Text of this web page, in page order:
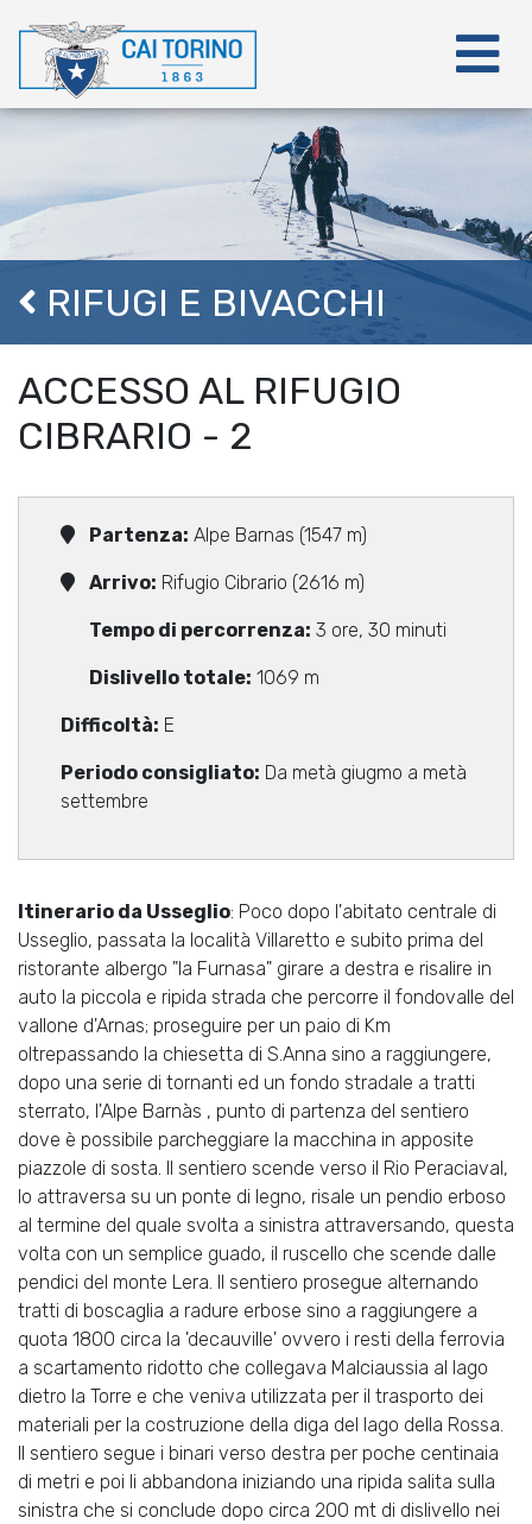
RIFUGI E BIVACCHI
ACCESSO AL RIFUGIO
CIBRARIO - 2
Partenza: Alpe Barnas (1547 m)
Arrivo: Rifugio Cibrario (2616 m)
Tempo di percorrenza: 3 ore, 30 minuti
Dislivello totale: 1069 m
Difficoltà: E
Periodo consigliato: Da metà giugmo a metà
settembre
Itinerario da Usseglio: Poco dopo l'abitato centrale di
Usseglio, passata la località Villaretto e subito prima del
ristorante albergo "la Furnasa" girare a destra e risalire in
auto la piccola e ripida strada che percorre il fondovalle del
vallone d'Arnas; proseguire per un paio di Km
oltrepassando la chiesetta di S.Anna sino a raggiungere,
dopo una serie di tornanti ed un fondo stradale a tratti
sterrato, l'Alpe Barnàs , punto di partenza del sentiero
dove è possibile parcheggiare la macchina in apposite
piazzole di sosta. Il sentiero scende verso il Rio Peraciaval,
lo attraversa su un ponte di legno, risale un pendio erboso
al termine del quale svolta a sinistra attraversando, questa
volta con un semplice guado, il ruscello che scende dalle
pendici del monte Lera. Il sentiero prosegue alternando
tratti di boscaglia a radure erbose sino a raggiungere a
quota 1800 circa la 'decauville' ovvero i resti della ferrovia
a scartamento ridotto che collegava Malciaussia al lago
dietro la Torre e che veniva utilizzata per il trasporto dei
materiali per la costruzione della diga del lago della Rossa.
Il sentiero segue i binari verso destra per poche centinaia
di metri e poi li abbandona iniziando una ripida salita sulla
sinistra che si conclude dopo circa 200 mt di dislivello nei